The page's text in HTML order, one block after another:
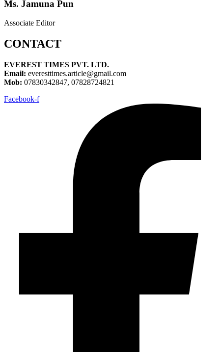
Ms. Jamuna Pun
Associate Editor
CONTACT
EVEREST TIMES PVT. LTD.
Email: everesttimes.article@gmail.com
Mob: 07830342847, 07828724821
Facebook-f